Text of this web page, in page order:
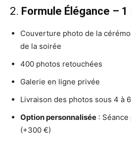
2. Formule Élégance – 1
Couverture photo de la
de la soirée
400 photos retouchées
Galerie en ligne privée
Livraison des photos sous 4 à
Option personnalisée :
(+300 €)